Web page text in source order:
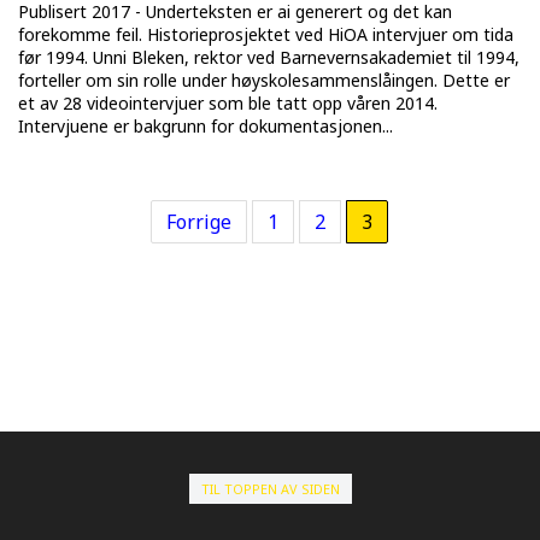
Publisert 2017 - Underteksten er ai generert og det kan
forekomme feil. Historieprosjektet ved HiOA intervjuer om tida
før 1994. Unni Bleken, rektor ved Barnevernsakademiet til 1994,
forteller om sin rolle under høyskolesammenslåingen. Dette er
et av 28 videointervjuer som ble tatt opp våren 2014.
Intervjuene er bakgrunn for dokumentasjonen...
Forrige 1 2 3
TIL TOPPEN AV SIDEN